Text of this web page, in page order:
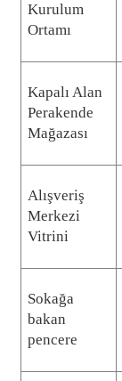
Kurulum
Ortamı
Kapalı Alan
Perakende
Mağazası
Alışveriş
Merkezi
Vitrini
Sokağa
bakan
pencere